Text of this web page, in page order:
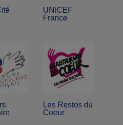
UNICEF
France
Les Restos du
Coeur